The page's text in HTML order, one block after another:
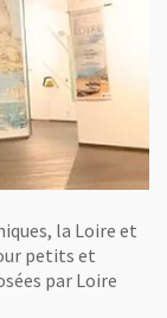
la Loire et
petits et
par Loire